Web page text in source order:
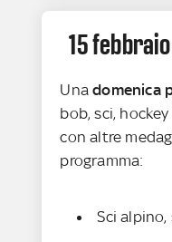
15
Unadomenica
bob, sci,
con altre
programma:
Sci